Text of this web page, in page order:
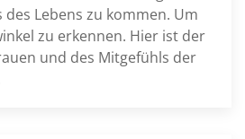
Lebens zu kommen. Um
zu erkennen. Hier ist der
und des Mitgefühls der